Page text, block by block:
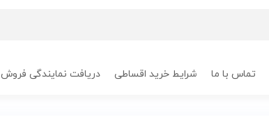
تماس با ما شرایط خرید اقساطی دریافت نمایندگی فروش